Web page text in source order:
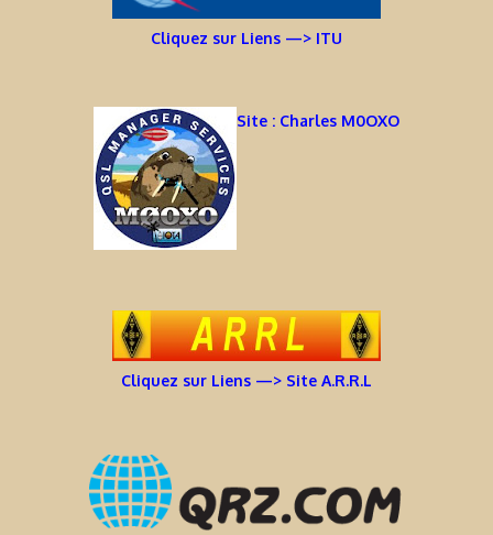
Cliquez sur Liens —> ITU
Site : Charles M0OXO
Cliquez sur Liens —> Site A.R.R.L